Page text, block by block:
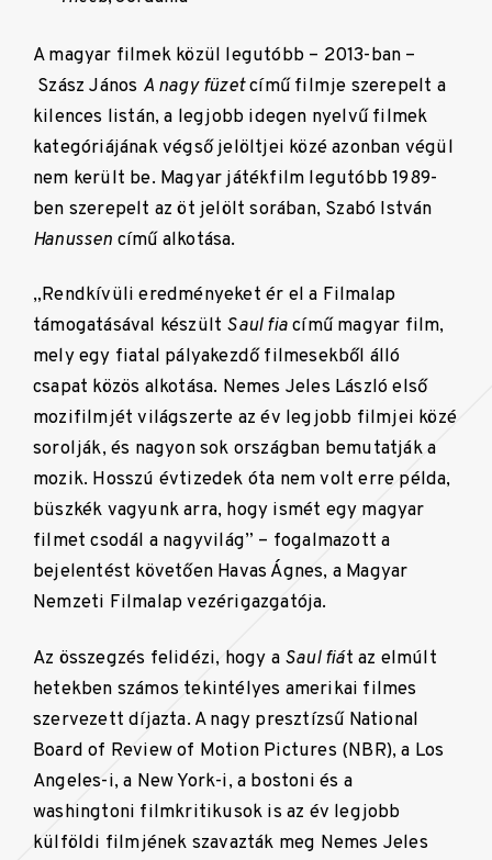
A magyar filmek közül legutóbb – 2013-ban –
Szász János A nagy füzetcímű filmje szerepelt a
kilences listán, a legjobb idegen nyelvű filmek
kategóriájának végső jelöltjei közé azonban végül
nem került be. Magyar játékfilm legutóbb 1989-
ben szerepelt az öt jelölt sorában, Szabó István
Hanussen című alkotása.
„Rendkívüli eredményeket ér el a Filmalap
támogatásával készült Saul fiacímű magyar film,
mely egy fiatal pályakezdő filmesekből álló
csapat közös alkotása. Nemes Jeles László első
mozifilmjét világszerte az év legjobb filmjei közé
sorolják, és nagyon sok országban bemutatják a
mozik. Hosszú évtizedek óta nem volt erre példa,
büszkék vagyunk arra, hogy ismét egy magyar
filmet csodál a nagyvilág” – fogalmazott a
bejelentést követően Havas Ágnes, a Magyar
Nemzeti Filmalap vezérigazgatója.
Az összegzés felidézi, hogy a Saul fiát az elmúlt
hetekben számos tekintélyes amerikai filmes
szervezett díjazta. A nagy presztízsű National
Board of Review of Motion Pictures (NBR), a Los
Angeles-i, a New York-i, a bostoni és a
washingtoni filmkritikusok is az év legjobb
külföldi filmjének szavazták meg Nemes Jeles